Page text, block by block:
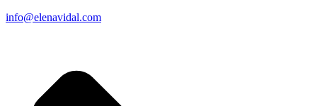
info@elenavidal.com